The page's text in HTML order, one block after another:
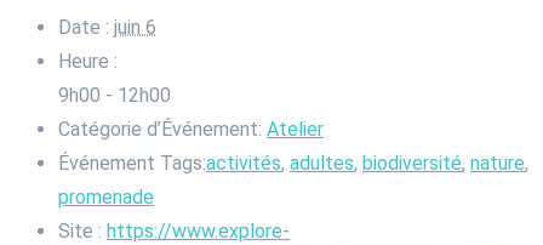
Date : juin 6
Heure :
9h00 - 12h00
Catégorie d’Événement: Atelier
Événement Tags:activités, adultes, biodiversité, nature,
promenade
Site : https://www.explore-